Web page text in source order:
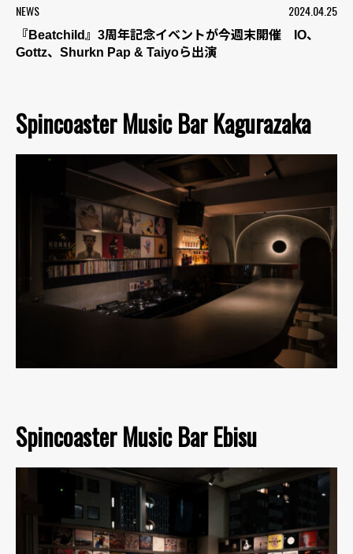
NEWS 2024.04.25
『Beatchild』3周年記念イベントが今週末開催 IO、
Gottz、Shurkn Pap & Taiyoら出演
Spincoaster Music Bar Kagurazaka
Spincoaster Music Bar Ebisu